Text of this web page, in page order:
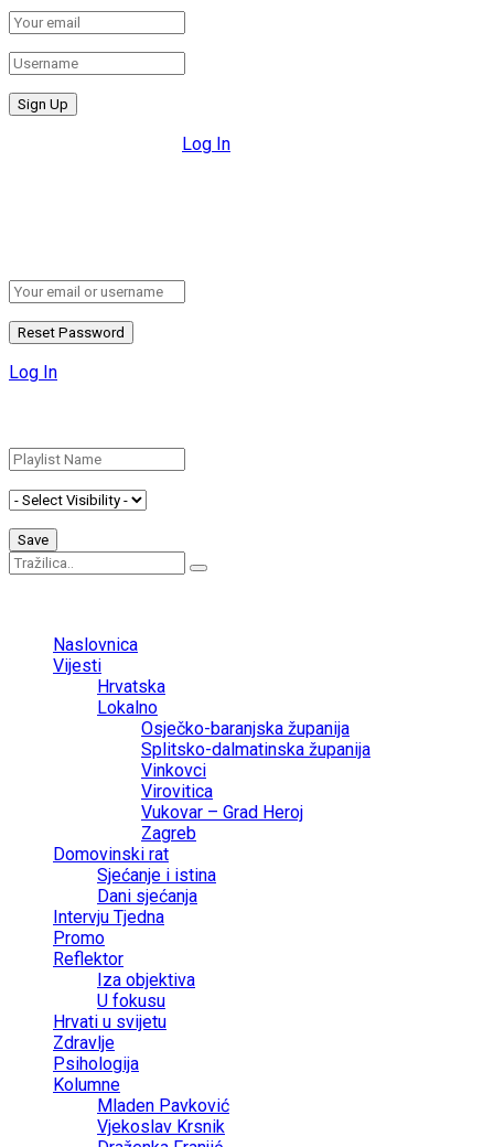
Log In
Log In
Naslovnica
Vijesti
Hrvatska
Lokalno
Osječko-baranjska županija
Splitsko-dalmatinska županija
Vinkovci
Virovitica
Vukovar – Grad Heroj
Zagreb
Domovinski rat
Sjećanje i istina
Dani sjećanja
Intervju Tjedna
Promo
Reflektor
Iza objektiva
U fokusu
Hrvati u svijetu
Zdravlje
Psihologija
Kolumne
Mladen Pavković
Vjekoslav Krsnik